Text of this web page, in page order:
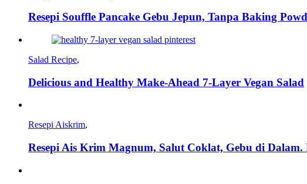
Resepi Souffle Pancake Gebu Jepun, Tanpa Baking
Salad Recipe,
Delicious and Healthy Make-Ahead 7-Layer Vegan Salad
Resepi Aiskrim,
Resepi Ais Krim Magnum, Salut Coklat, Gebu di